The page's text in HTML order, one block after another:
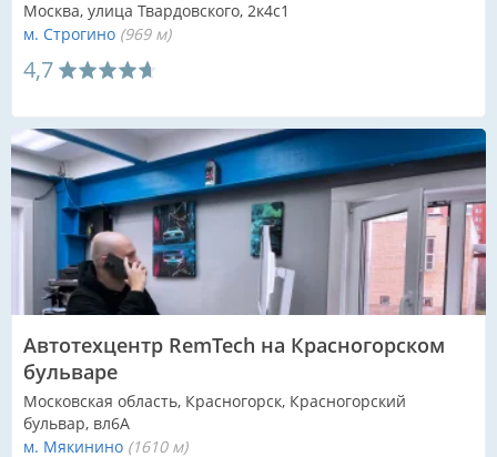
Москва, улица Твардовского, 2к4с1
м. Строгино (969 м)
4,7
Автотехцентр RemTech на Красногорском
бульваре
Московская область, Красногорск, Красногорский
бульвар, вл6А
м. Мякинино (1610 м)